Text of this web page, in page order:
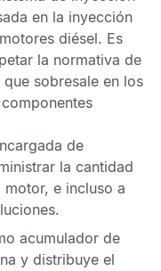
en la inyección
diésel. Es
la normativa de
sobresale en los
de
la cantidad
e incluso a
acumulador de
y distribuye el